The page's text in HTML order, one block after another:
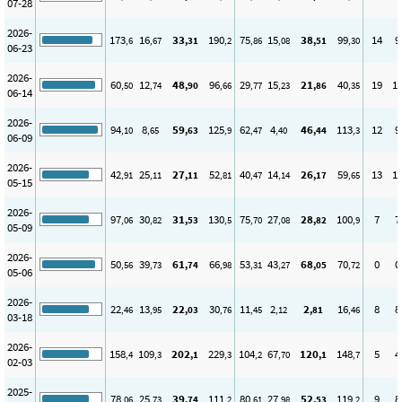
2026-
06-23
173,6 16,67 33,31 190,2 75,86 15,08 38,51 99,30 14 9
2026-
06-14
60,50 12,74 48,90 96,66 29,77 15,23 21,86 40,35 19 14
2026-
06-09
94,10 8,65 59,63 125,9 62,47 4,40 46,44 113,3 12 9
2026-
05-15
42,91 25,11 27,11 52,81 40,47 14,14 26,17 59,65 13 11
2026-
05-09
97,06 30,82 31,53 130,5 75,70 27,08 28,82 100,9 7 7
2026-
05-06
50,56 39,73 61,74 66,98 53,31 43,27 68,05 70,72 0 0
2026-
03-18
22,46 13,95 22,03 30,76 11,45 2,12 2,81 16,46 8 8
2026-
02-03
158,4 109,3 202,1 229,3 104,2 67,70 120,1 148,7 5 4
2025-
78,06 25,73 39,74 111 ,2 80,61 27 ,98 52,53 119 ,2 9 8